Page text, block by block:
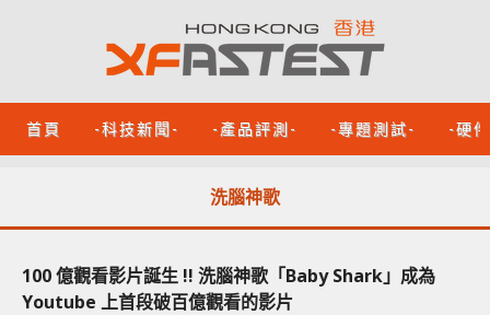
首頁 -科技新聞- -產品評測- -專題測試- -硬
洗腦神歌
100 億觀看影片誕生 !! 洗腦神歌「Baby Shark」成為
Youtube 上首段破百億觀看的影片